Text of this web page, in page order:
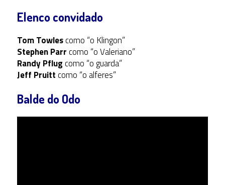
Elenco convidado
Tom Towlescomo “o Klingon”
Stephen Parrcomo “o Valeriano”
Randy Pflugcomo “o guarda”
Jeff Pruittcomo “o alferes”
Balde do Odo